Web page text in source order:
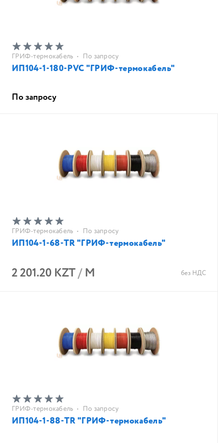
ГРИФ-термокабель • По запросу
ИП104-1-180-PVC "ГРИФ-термокабель"
По запросу
ГРИФ-термокабель • По запросу
ИП104-1-68-TR "ГРИФ-термокабель"
2 201.20 KZT/ М без НДС
ГРИФ-термокабель • По запросу
ИП104-1-88-TR "ГРИФ-термокабель"